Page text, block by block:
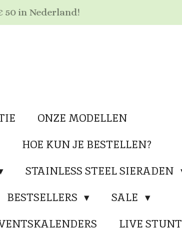
50 in Nederland!
ONZE MODELLEN
HOE KUN JE BESTELLEN?
STAINLESS STEEL SIERADEN
BESTSELLERS
SALE
LIVE STUNT